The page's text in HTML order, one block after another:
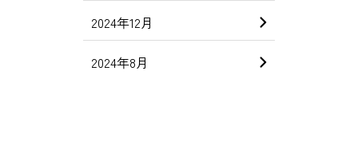
2024年12月
2024年8月